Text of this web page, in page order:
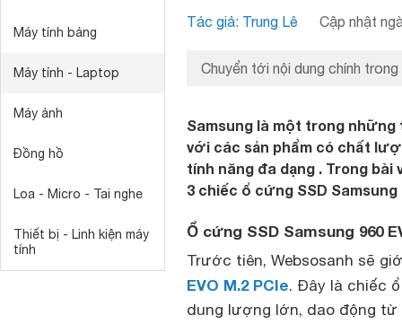
Máy tính bảng
Máy tính - Laptop
Máy ảnh
Đồng hồ
Loa - Micro - Tai nghe
Thiết bị - Linh kiện máy
tính
Tác giả: Trung Lê Cập nhật
Chuyển tới nội dung chính trong
Samsung là một trong
với các sản phẩm có chất
tính năng đa dạng . Trong
3 chiếc ổ cứng SSD
Ổ cứng SSD Samsung 960
Trước tiên, Websosanh sẽ
EVO M.2 PCIe. Đây là chiếc
dung lượng lớn, dao động từ